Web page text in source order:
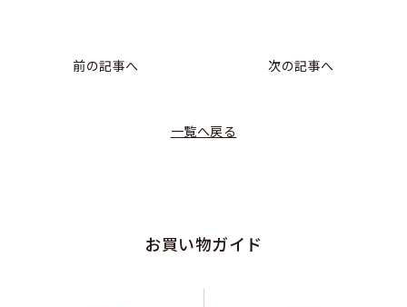
前の記事へ
一覧へ戻る
次の記事へ
お買い物ガイド